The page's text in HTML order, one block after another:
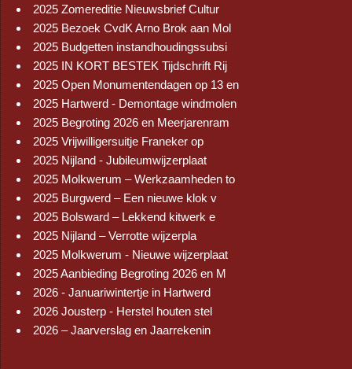
2025 Zomereditie Nieuwsbrief Cultur
2025 Bezoek CvdK Arno Brok aan Mol
2025 Budgetten instandhoudingssubsi
2025 IN KORT BESTEK Tijdschrift Rij
2025 Open Monumentendagen op 13 en
2025 Hartwerd - Demontage windmolen
2025 Begroting 2026 en Meerjarenram
2025 Vrijwilligersuitje Franeker op
2025 Nijland - Jubileumwijzerplaat
2025 Molkwerum – Werkzaamheden to
2025 Burgwerd – Een nieuwe klok v
2025 Bolsward – Lekkend kitwerk e
2025 Nijland – Verrotte wijzerpla
2025 Molkwerum - Nieuwe wijzerplaat
2025 Aanbieding Begroting 2026 en M
2026 - Januariwintertje in Hartwerd
2026 Jousterp - Herstel houten stel
2026 – Jaarverslag en Jaarrekenin